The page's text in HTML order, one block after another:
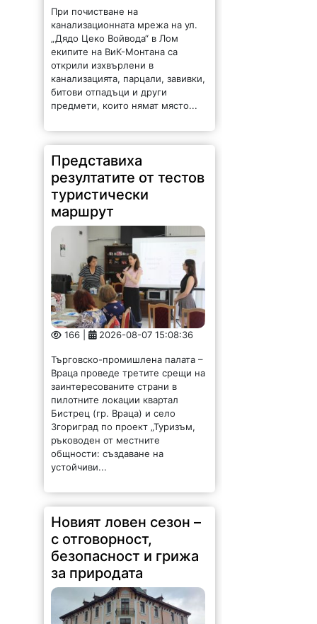
При почистване на
канализационната мрежа на ул.
„Дядо Цеко Войвода“ в Лом
екипите на ВиК-Монтана са
открили изхвърлени в
канализацията, парцали, завивки,
битови отпадъци и други
предмети, които нямат място...
Представиха
резултатите от тестов
туристически
маршрут
166 | 2026-08-07 15:08:36
Търговско-промишлена палата –
Враца проведе третите срещи на
заинтересованите страни в
пилотните локации квартал
Бистрец (гр. Враца) и село
Згориград по проект „Туризъм,
ръководен от местните
общности: създаване на
устойчиви...
Новият ловен сезон –
с отговорност,
безопасност и грижа
за природата